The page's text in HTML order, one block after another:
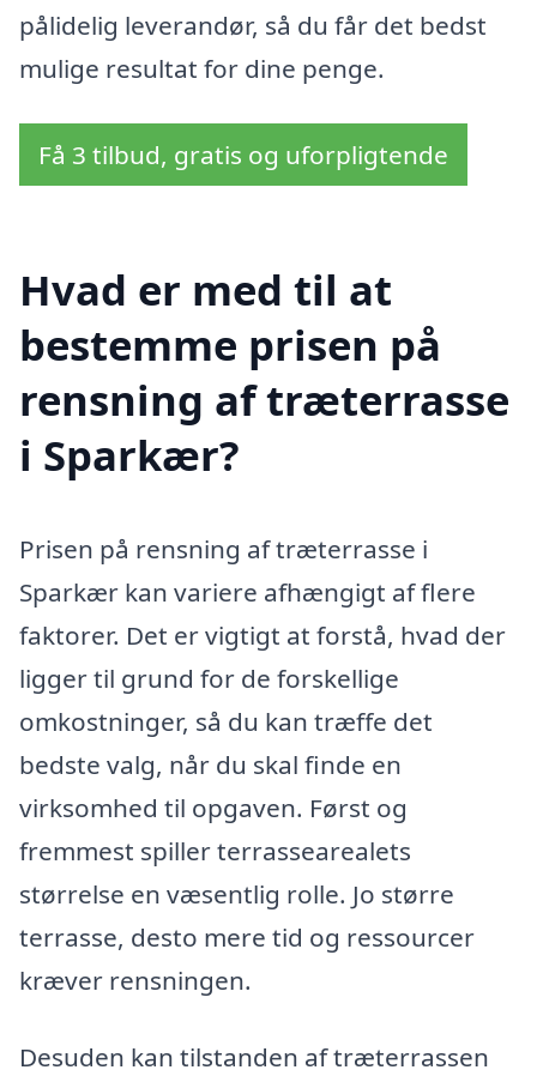
pålidelig leverandør, så du får det bedst
mulige resultat for dine penge.
Få 3 tilbud, gratis og uforpligtende
Hvad er med til at
bestemme prisen på
rensning af træterrasse
i Sparkær?
Prisen på rensning af træterrasse i
Sparkær kan variere afhængigt af flere
faktorer. Det er vigtigt at forstå, hvad der
ligger til grund for de forskellige
omkostninger, så du kan træffe det
bedste valg, når du skal finde en
virksomhed til opgaven. Først og
fremmest spiller terrassearealets
størrelse en væsentlig rolle. Jo større
terrasse, desto mere tid og ressourcer
kræver rensningen.
Desuden kan tilstanden af træterrassen